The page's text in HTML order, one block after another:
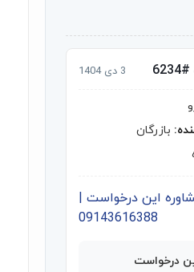
3 دی 1404
بازرگان
این درخواست |
09143616388
درخواست